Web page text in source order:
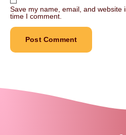
Save my name, email, and website
time I comment.